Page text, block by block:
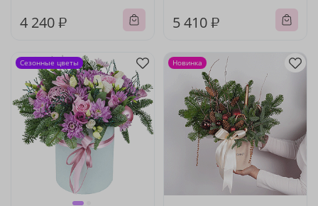
4 240 ₽ 5 410 ₽
Сезонные цветы Новинка